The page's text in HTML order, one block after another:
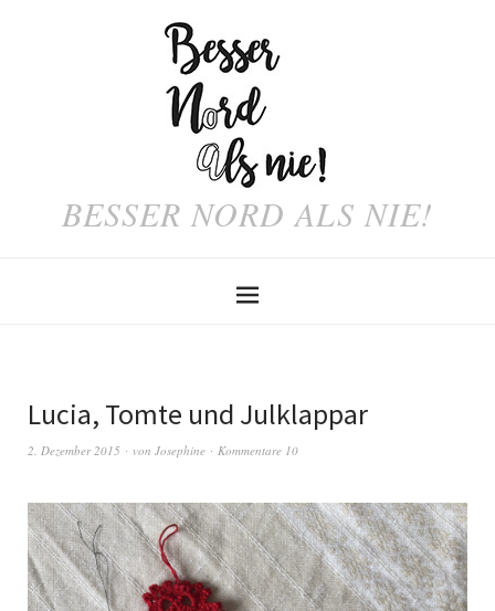
BESSER NORD ALS NIE!
Lucia, Tomte und Julklappar
2. Dezember 2015 von Josephine Kommentare 10